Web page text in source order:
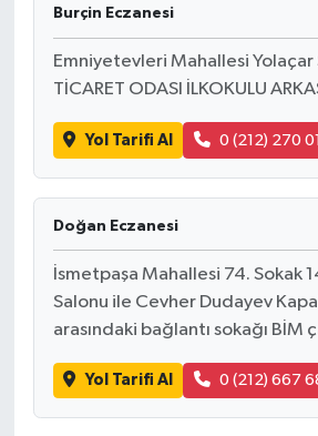
Burçin Eczanesi
Emniyetevleri Mahallesi Yolaçar
TİCARET ODASI İLKOKULU
Yol Tarifi Al 0 (212) 270
Doğan Eczanesi
İsmetpaşa Mahallesi 74. Sokak
Salonu ile Cevher Dudayev
arasındaki bağlantı sokağı BİM
Yol Tarifi Al 0 (212) 667